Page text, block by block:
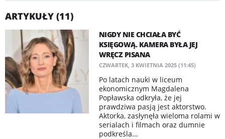
ARTYKUŁY (11)
NIGDY NIE CHCIAŁA BYĆ
KSIĘGOWĄ. KAMERA BYŁA JEJ
WRĘCZ PISANA
CZWARTEK, 3 KWIETNIA 2025 (11:45)
Po latach nauki w liceum
ekonomicznym Magdalena
Popławska odkryła, że jej
prawdziwa pasją jest aktorstwo.
Aktorka, zasłynęła wieloma rolami w
serialach i filmach oraz dumnie
podkreśla...